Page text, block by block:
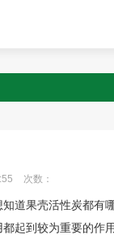
次数：
道果壳活性炭都有
起到较为重要的作用